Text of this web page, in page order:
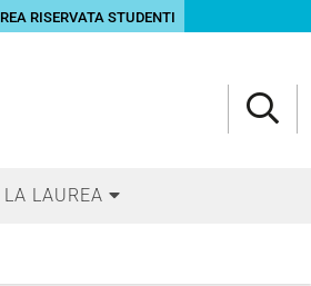
RISERVATA STUDENTI
LA LAUREA